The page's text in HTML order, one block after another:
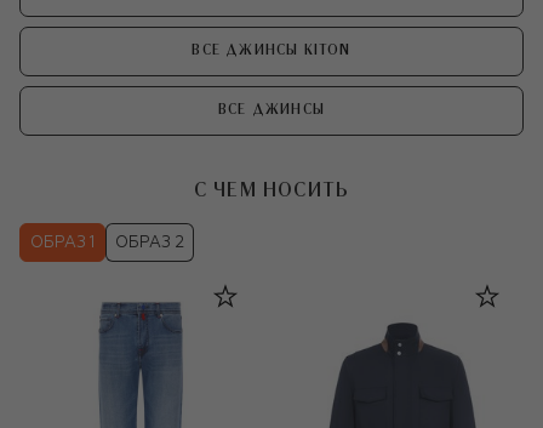
ВСЕ ДЖИНСЫ KITON
ВСЕ ДЖИНСЫ
С ЧЕМ НОСИТЬ
ОБРАЗ 1 ОБРАЗ 2